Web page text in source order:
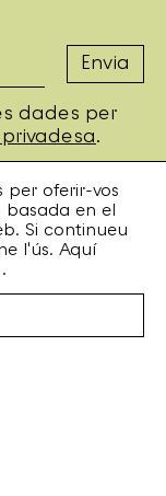
dades per
.
per oferir-vos
en el
Si continueu
l'ús. Aquí
.